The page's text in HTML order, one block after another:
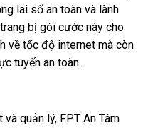
lai số an toàn và lành
bị gói cước này cho
về tốc độ internet mà còn
tuyến an toàn.
quản lý, FPT An Tâm